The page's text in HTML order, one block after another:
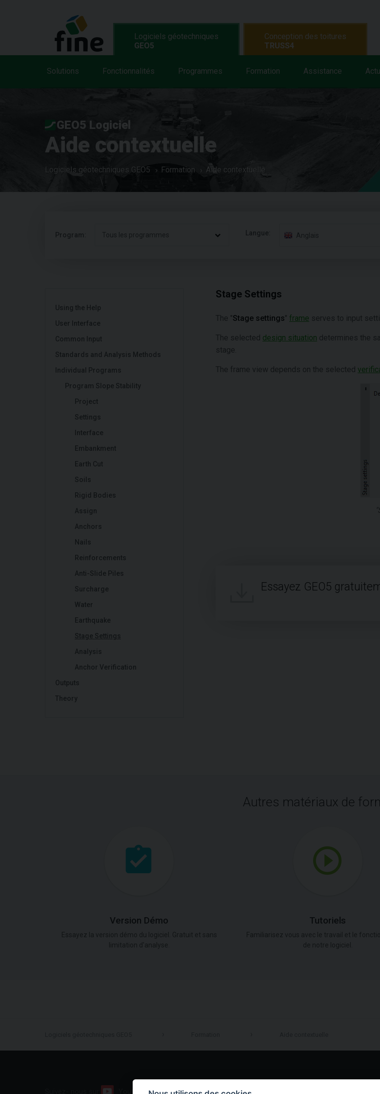
Logiciels géotechniques
GEO5
Solutions Fonctionnalités Programmes Formation Assistance
Conception des toitures
TRUSS4
GEO5 Logiciel
Aide contextuelle
Logiciels géotechniques GEO5 Formation Aide contextuelle
Program: Tous les programmes Langue: Anglais
Using the Help
User Interface
Common Input
Standards and Analysis Methods
Individual Programs
Program Slope Stability
Project
Settings
Interface
Embankment
Earth Cut
Soils
Rigid Bodies
Assign
Anchors
Nails
Reinforcements
Anti-Slide Piles
Surcharge
Water
Earthquake
Stage Settings
Analysis
Anchor Verification
Outputs
Theory
Stage Settings
The "Stage settings" frame serves to input
The selected design situation determines the
stage.
The frame view depends on the selected
Essayez GEO5
Autres matériaux de
Version Démo Tutoriels
Facebook LinkedIn